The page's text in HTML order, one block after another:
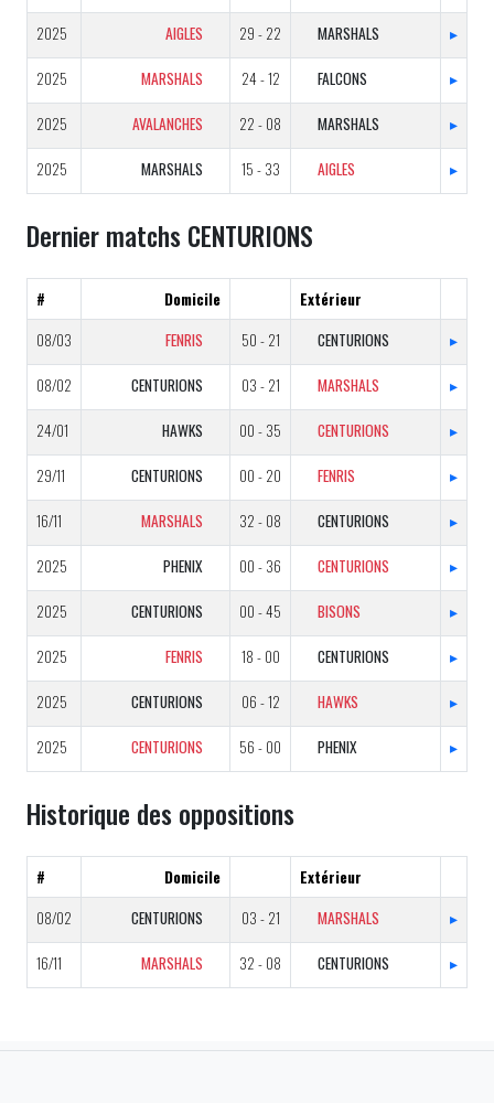
2025 AIGLES 29 - 22 MARSHALS ▸
2025 MARSHALS 24 - 12 FALCONS ▸
2025 AVALANCHES 22 - 08 MARSHALS ▸
2025 MARSHALS 15 - 33 AIGLES ▸
Dernier matchs CENTURIONS
# Domicile
Extérieur
08/03
FENRIS 50 - 21 CENTURIONS ▸
08/02 CENTURIONS 03 - 21 MARSHALS ▸
24/01 HAWKS 00 - 35 CENTURIONS ▸
29/11 CENTURIONS 00 - 20 FENRIS ▸
16/11 MARSHALS 32 - 08 CENTURIONS ▸
2025 PHENIX 00 - 36 CENTURIONS ▸
2025 CENTURIONS 00 - 45 BISONS ▸
2025 FENRIS 18 - 00 CENTURIONS ▸
2025 CENTURIONS 06 - 12 HAWKS ▸
2025 CENTURIONS 56 - 00 PHENIX ▸
Historique des oppositions
# Domicile
Extérieur
08/02
CENTURIONS 03 - 21 MARSHALS ▸
16/11 MARSHALS 32 - 08 CENTURIONS ▸